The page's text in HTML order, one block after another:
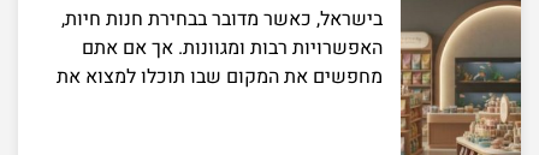
בישראל, כאשר מדובר בבחירת חנות חיות,
האפשרויות רבות ומגוונות. אך אם אתם
מחפשים את המקום שבו תוכלו למצוא את